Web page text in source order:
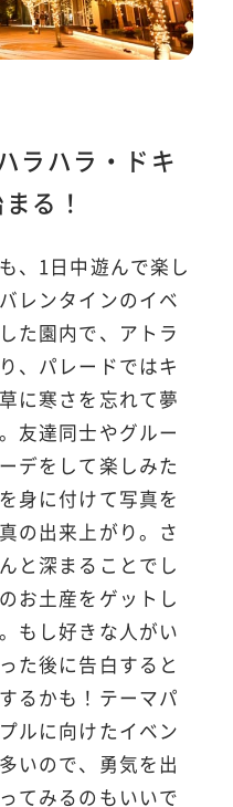
ラハラ・ドキ
る！
、1日中遊んで楽し
レンタインのイベ
た園内で、アトラ
、パレードではキ
に寒さを忘れて夢
友達同士やグルー
デをして楽しみた
身に付けて写真を
の出来上がり。さ
と深まることでし
お土産をゲットし
もし好きな人がい
た後に告白すると
るかも！テーマパ
ルに向けたイベン
いので、勇気を出
てみるのもいいで